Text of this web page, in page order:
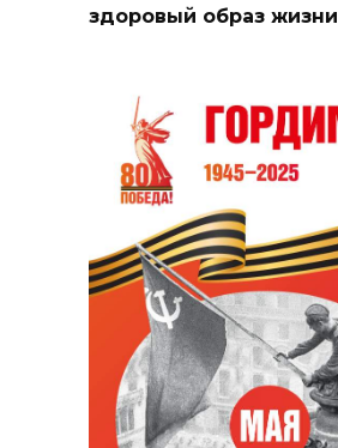
здоровый образ жизни